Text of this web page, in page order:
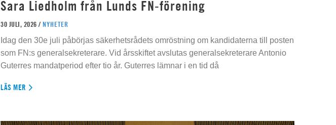
Sara Liedholm från Lunds FN-förening
30 JULI, 2026 / NYHETER
Idag den 30e juli påbörjas säkerhetsrådets omröstning om kandidaterna till posten
som FN:s generalsekreterare. Vid årsskiftet avslutas generalsekreterare Antonio
Guterres mandatperiod efter tio år. Guterres lämnar i en tid då
LÄS MER